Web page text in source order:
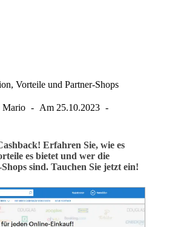
Vorteile und Partner-Shops
Mario Am 25.10.2023
Erfahren Sie, wie es
es bietet und wer die
sind. Tauchen Sie jetzt ein!